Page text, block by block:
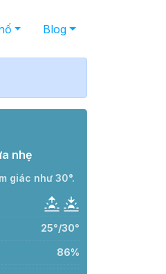
Blog
nhẹ
giác như 30°.
25°/30°
86%